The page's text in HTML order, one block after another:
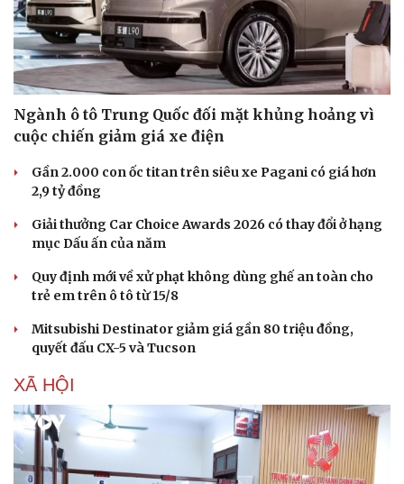
Ngành ô tô Trung Quốc đối mặt khủng hoảng vì
cuộc chiến giảm giá xe điện
Gần 2.000 con ốc titan trên siêu xe Pagani có giá hơn
2,9 tỷ đồng
Giải thưởng Car Choice Awards 2026 có thay đổi ở hạng
mục Dấu ấn của năm
Quy định mới về xử phạt không dùng ghế an toàn cho
trẻ em trên ô tô từ 15/8
Mitsubishi Destinator giảm giá gần 80 triệu đồng,
quyết đấu CX-5 và Tucson
XÃ HỘI